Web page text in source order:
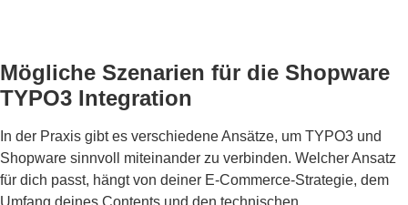
Mögliche Szenarien für die Shopware
TYPO3 Integration
In der Praxis gibt es verschiedene Ansätze, um TYPO3 und
Shopware sinnvoll miteinander zu verbinden. Welcher Ansatz
für dich passt, hängt von deiner E-Commerce-Strategie, dem